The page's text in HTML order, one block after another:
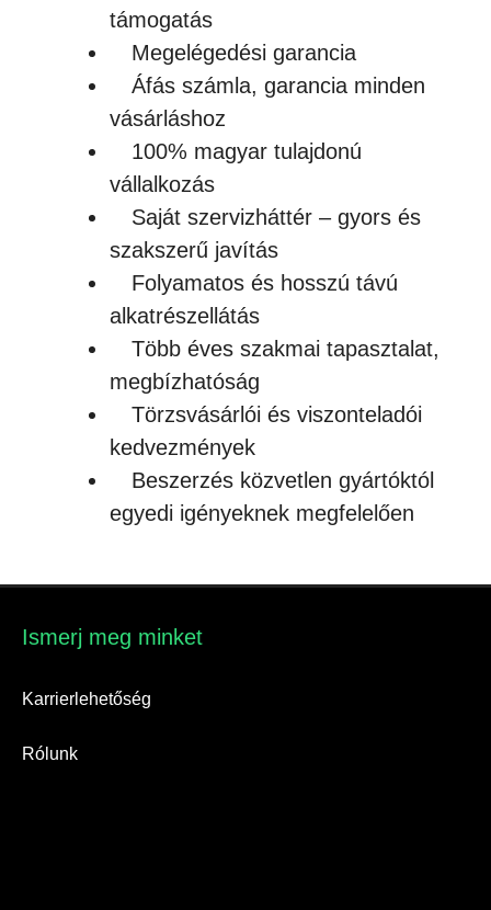
támogatás
Megelégedési garancia
Áfás számla, garancia minden
vásárláshoz
100% magyar tulajdonú
vállalkozás
Saját szervizháttér – gyors és
szakszerű javítás
Folyamatos és hosszú távú
alkatrészellátás
Több éves szakmai tapasztalat,
megbízhatóság
Törzsvásárlói és viszonteladói
kedvezmények
Beszerzés közvetlen gyártóktól
egyedi igényeknek megfelelően
Ismerj meg minket​
Karrierlehetőség
Rólunk